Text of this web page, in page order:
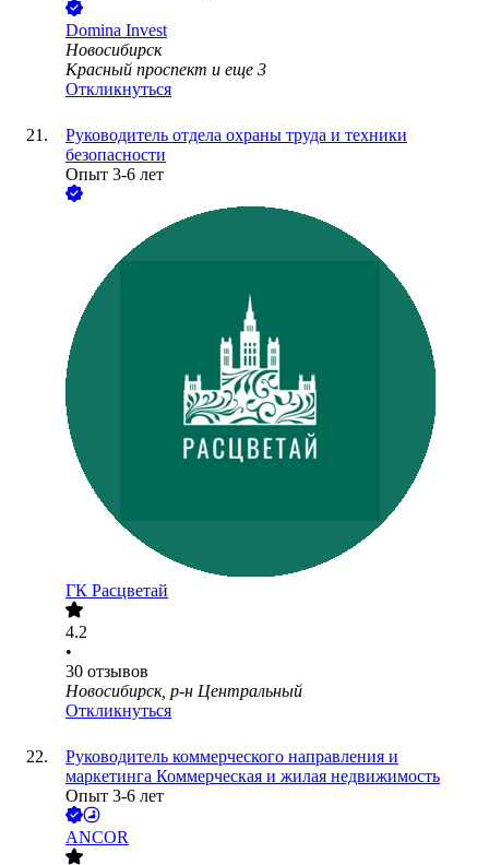
Domina Invest
Новосибирск
Красный проспект и еще 3
Откликнуться
Руководитель отдела охраны труда и техники
безопасности
Опыт 3-6 лет
ГК Расцветай
4.2
•
30 отзывов
Новосибирск, р-н Центральный
Откликнуться
Руководитель коммерческого направления и
маркетинга Коммерческая и жилая недвижимость
Опыт 3-6 лет
ANCOR